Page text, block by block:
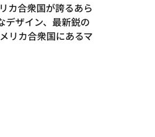
カ合衆国が誇るあら
ザイン、最新鋭の
リカ合衆国にあるマ